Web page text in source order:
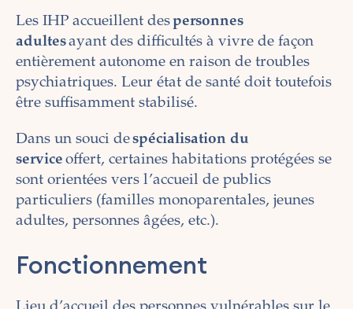
Les IHP accueillent despersonnes
adultesayant des difficultés à vivre de façon
entièrement autonome en raison de troubles
psychiatriques. Leur état de santé doit toutefois
être suffisamment stabilisé.
Dans un souci despécialisation du
service offert, certaines habitations protégées se
sont orientées vers l’accueil de publics
particuliers (familles monoparentales, jeunes
adultes, personnes âgées, etc.).
Fonctionnement